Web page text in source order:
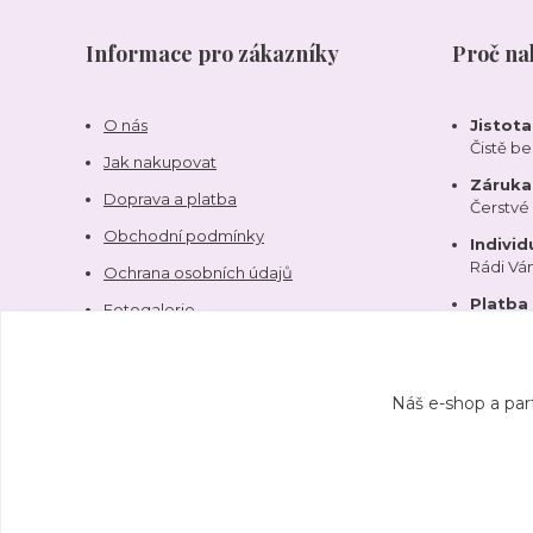
Informace pro zákazníky
O nás
Jak nakupovat
Doprava a platba
Obchodní podmínky
Ochrana osobních údajů
Fotogalerie
Proč
Čistě
Rádi
Náš e-shop a